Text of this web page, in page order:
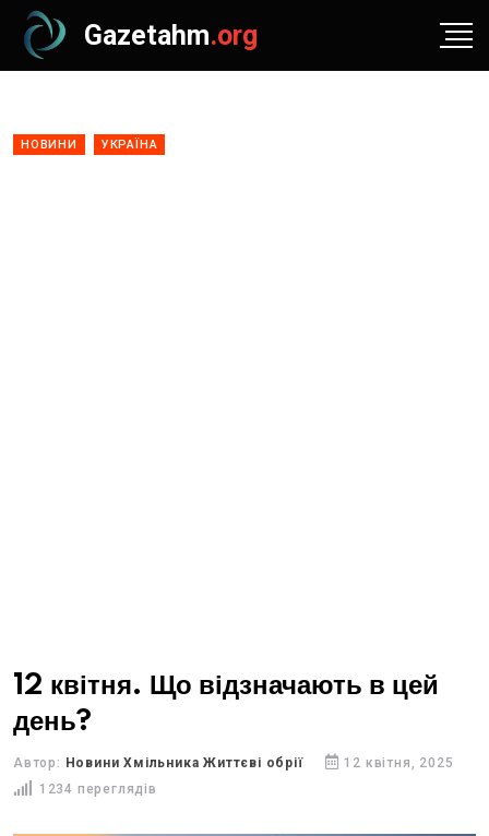
Gazetahm.org
НОВИНИ УКРАЇНА
12 квітня. Що відзначають в цей
день?
Автор: Новини Хмільника Життєві обрії
12 квітня, 2025
1234 переглядів